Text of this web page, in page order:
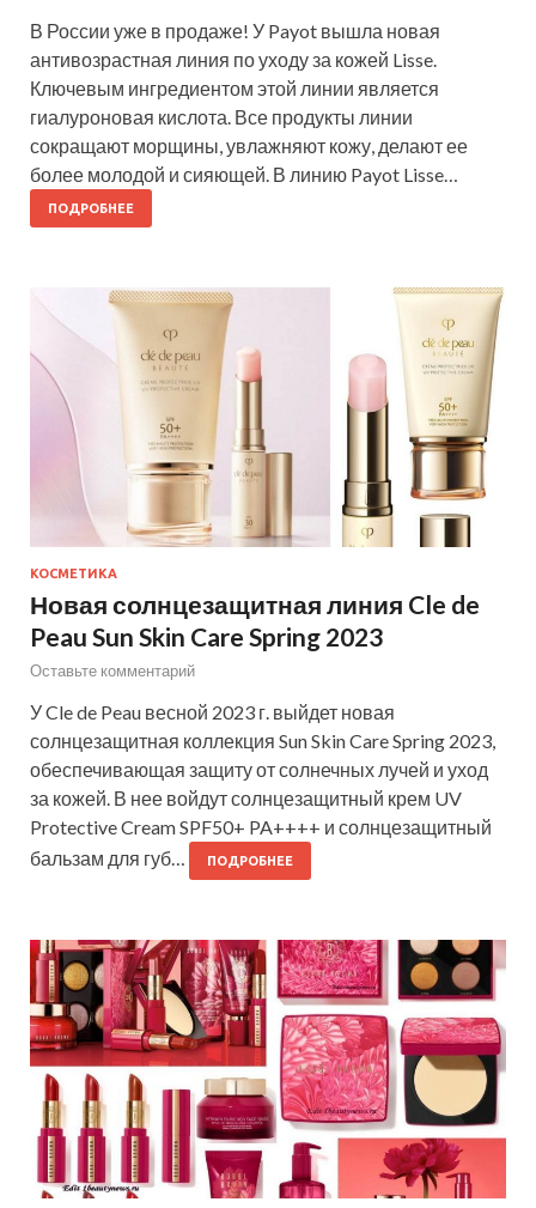
В России уже в продаже! У Payot вышла новая
антивозрастная линия по уходу за кожей Lisse.
Ключевым ингредиентом этой линии является
гиалуроновая кислота. Все продукты линии
сокращают морщины, увлажняют кожу, делают ее
более молодой и сияющей. В линию Payot Lisse…
ПОДРОБНЕЕ
КОСМЕТИКА
Новая солнцезащитная линия Cle de
Peau Sun Skin Care Spring 2023
Оставьте комментарий
У Cle de Peau весной 2023 г. выйдет новая
солнцезащитная коллекция Sun Skin Care Spring 2023,
обеспечивающая защиту от солнечных лучей и уход
за кожей. В нее войдут солнцезащитный крем UV
Protective Cream SPF50+ PA++++ и солнцезащитный
бальзам для губ…
ПОДРОБНЕЕ